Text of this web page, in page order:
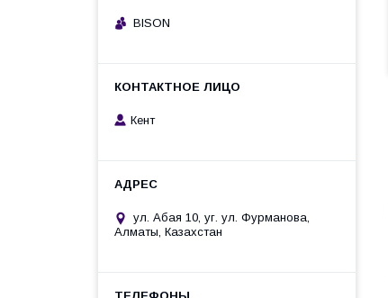
BISON
Кент
ул. Абая 10, уг. ул. Фурманова,
Алматы, Казахстан